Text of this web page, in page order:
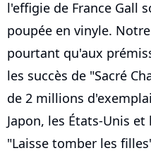
l'effigie de France Gall
poupée en vinyle.
pourtant qu'aux
les succès de "Sacré
de 2 millions
Japon, les États-Unis
"Laisse tomber les